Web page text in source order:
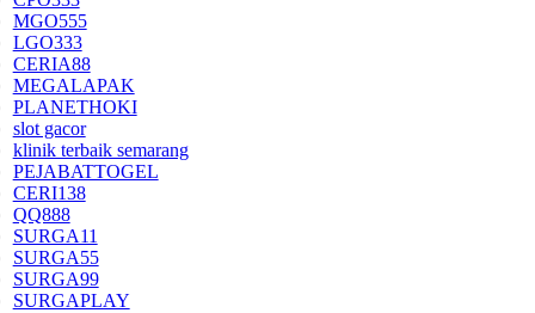
MGO555
LGO333
CERIA88
MEGALAPAK
PLANETHOKI
slot gacor
klinik terbaik semarang
PEJABATTOGEL
CERI138
QQ888
SURGA11
SURGA55
SURGA99
SURGAPLAY